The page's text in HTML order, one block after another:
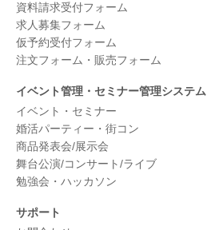
資料請求受付フォーム
求人募集フォーム
仮予約受付フォーム
注文フォーム・販売フォーム
イベント管理・セミナー管理システム
イベント・セミナー
婚活パーティー・街コン
商品発表会/展示会
舞台公演/コンサート/ライブ
勉強会・ハッカソン
サポート